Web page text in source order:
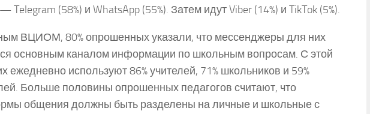
Telegram (58%) и WhatsApp (55%). Затем идут Viber (14%) и TikTok (5%).
ВЦИОМ, 80% опрошенных указали, что мессенджеры для них
основным каналом информации по школьным вопросам. С этой
ежедневно используют 86% учителей, 71% школьников и 59%
Больше половины опрошенных педагогов считают, что
общения должны быть разделены на личные и школьные с